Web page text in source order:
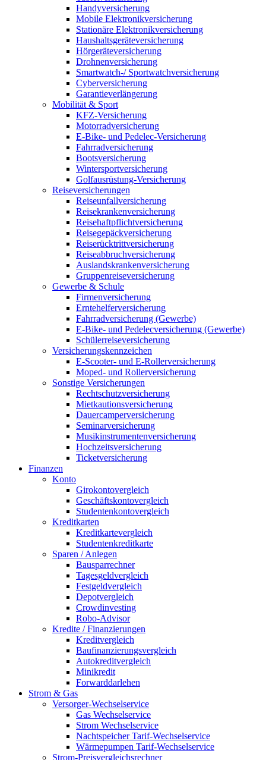
Handyversicherung
Mobile Elektronikversicherung
Stationäre Elektronikversicherung
Haushaltsgeräteversicherung
Hörgeräteversicherung
Drohnenversicherung
Smartwatch-/ Sportwatchversicherung
Cyberversicherung
Garantieverlängerung
Mobilität & Sport
KFZ-Versicherung
Motorradversicherung
E-Bike- und Pedelec-Versicherung
Fahrradversicherung
Bootsversicherung
Wintersportversicherung
Golfausrüstung-Versicherung
Reiseversicherungen
Reiseunfallversicherung
Reisekrankenversicherung
Reisehaftpflichtversicherung
Reisegepäckversicherung
Reiserücktrittversicherung
Reiseabbruchversicherung
Auslandskrankenversicherung
Gruppenreiseversicherung
Gewerbe & Schule
Firmenversicherung
Erntehelferversicherung
Fahrradversicherung (Gewerbe)
E-Bike- und Pedelecversicherung (Gewerbe)
Schülerreiseversicherung
Versicherungskennzeichen
E-Scooter- und E-Rollerversicherung
Moped- und Rollerversicherung
Sonstige Versicherungen
Rechtschutzversicherung
Mietkautionsversicherung
Dauercamperversicherung
Seminarversicherung
Musikinstrumentenversicherung
Hochzeitsversicherung
Ticketversicherung
Finanzen
Konto
Girokontovergleich
Geschäftskontovergleich
Studentenkontovergleich
Kreditkarten
Kreditkartevergleich
Studentenkreditkarte
Sparen / Anlegen
Bausparrechner
Tagesgeldvergleich
Festgeldvergleich
Depotvergleich
Crowdinvesting
Robo-Advisor
Kredite / Finanzierungen
Kreditvergleich
Baufinanzierungsvergleich
Autokreditvergleich
Minikredit
Forwarddarlehen
Strom & Gas
Versorger-Wechselservice
Gas Wechselservice
Strom Wechselservice
Nachtspeicher Tarif-Wechselservice
Wärmepumpen Tarif-Wechselservice
Strom-Preisvergleichsrechner